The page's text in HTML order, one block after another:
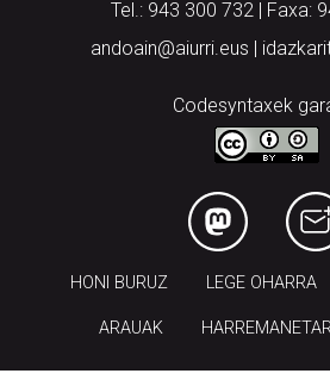
Tel.: 943 300 732 | Faxa:
andoain@aiurri.eus |
Codesyntaxek
HONI BURUZ LEGE OHARRA
ARAUAK